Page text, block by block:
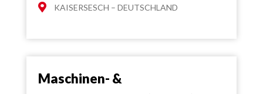
KAISERSESCH – DEUTSCHLAND
Maschinen- &